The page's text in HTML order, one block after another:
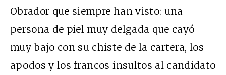
Obrador que siempre han visto: una
persona de piel muy delgada que cayó
muy bajo con su chiste de la cartera, los
apodos y los francos insultos al candidato